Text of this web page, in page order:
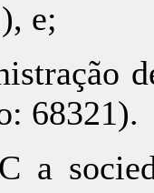
e;
68321).
a